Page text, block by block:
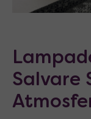
Salvare